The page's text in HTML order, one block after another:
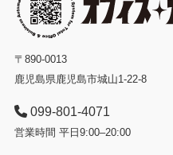
〒890-0013
鹿児島県鹿児島市城山1-22-8
099-801-4071
営業時間 平日9:00–20:00